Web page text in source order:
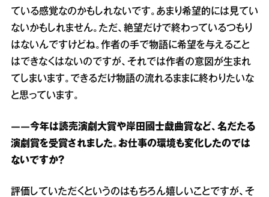
ている感覚なのかもしれないです。あまり希望的には見てい
ないかもしれません。ただ、絶望だけで終わっているつもり
はないんですけどね。作者の手で物語に希望を与えること
はできなくはないのですが、それでは作者の意図が生まれ
てしまいます。できるだけ物語の流れるままに終わりたいな
と思っています。
――今年は読売演劇大賞や岸田國士戯曲賞など、名だたる
演劇賞を受賞されました。お仕事の環境も変化したのでは
ないですか？
評価していただくというのはもちろん嬉しいことですが、そ